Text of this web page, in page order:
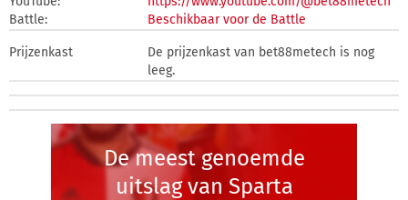
Battle:
Beschikbaar voor de Battle
Prijzenkast
De prijzenkast van bet88metech is nog
leeg.
De meest genoemde
uitslag van Sparta